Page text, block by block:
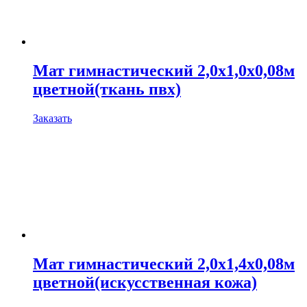
Мат гимнастический 2,0х1,0х0,08м
цветной(ткань пвх)
Заказать
Мат гимнастический 2,0х1,4х0,08м
цветной(искусственная кожа)